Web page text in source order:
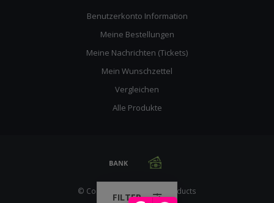
Benutzerkonto Information
Meine Bestellungen
Meine Nachrichten (Tickets)
Mein Wunschzettel
Vergleichen
Alle Produkte
© Copyright 2026 Racing Products
FILTER